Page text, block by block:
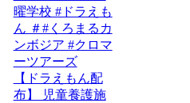
【ドラえもん配
布】 児童養護施